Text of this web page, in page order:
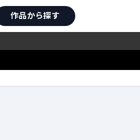
作品から探す